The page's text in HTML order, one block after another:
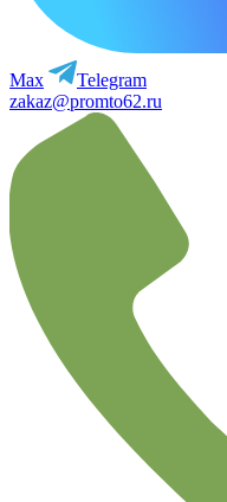
Max
Telegram
zakaz@promto62.ru